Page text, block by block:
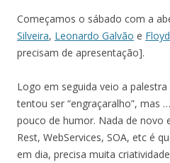
Começamos o sábado com a
Silveira, Leonardo Galvão e
precisam de apresentação].
Logo em seguida veio a
tentou ser “engraçaralho”, mas
pouco de humor. Nada de novo
Rest, WebServices, SOA, etc é
em dia, precisa muita